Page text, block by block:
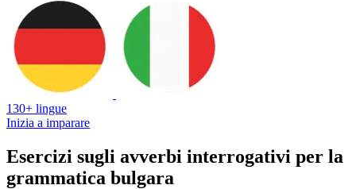
130+ lingue
Inizia a imparare
Esercizi sugli avverbi interrogativi per la
grammatica bulgara